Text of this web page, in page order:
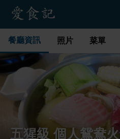
餐廳資訊 照片 菜單
五猩級 個人鴛鴦